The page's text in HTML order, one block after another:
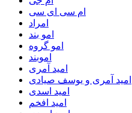
ام سی ای سی
امراد
امو بند
امو گروه
اموبند
امید آمری
امید آمری و یوسف صیادی
امید اسدی
امید افخم